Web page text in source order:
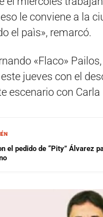
le conviene a la
el paìs», remarcó.
«Flaco»
jueves con el
escenario con
el pedido de “Pity” Álvarez